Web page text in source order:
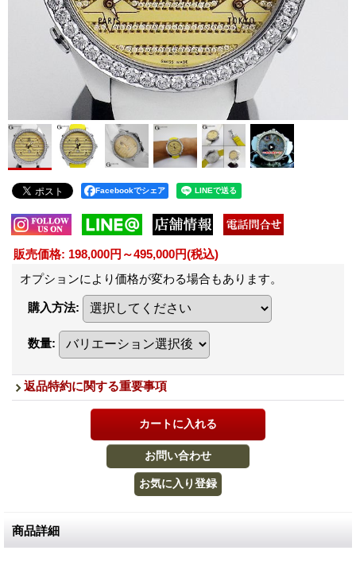
Facebookでシェア
販売価格: 198,000円～495,000円(税込)
オプションにより価格が変わる場合もあります。
購入方法:
数量:
返品特約に関する重要事項
商品詳細